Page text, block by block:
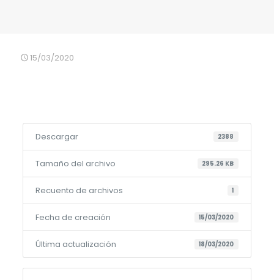
15/03/2020
Descargar 2388
Tamaño del archivo 295.26 KB
Recuento de archivos 1
Fecha de creación 15/03/2020
Última actualización 18/03/2020